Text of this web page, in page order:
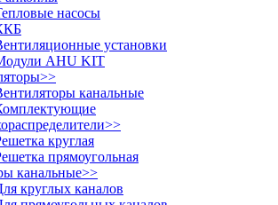
насосы
установки
AHU KIT
>>
канальные
>>
круглая
прямоугольная
канальные>>
круглых каналов